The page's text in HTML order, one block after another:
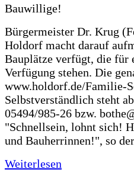
Bürgermeister Dr. Krug
Holdorf macht darauf
Bauplätze verfügt, die für
Verfügung stehen. Die
www.holdorf.de/Familie-
Selbstverständlich steht
05494/985-26 bzw.
"Schnellsein, lohnt sich!
und Bauherrinnen!", so
Weiterlesen